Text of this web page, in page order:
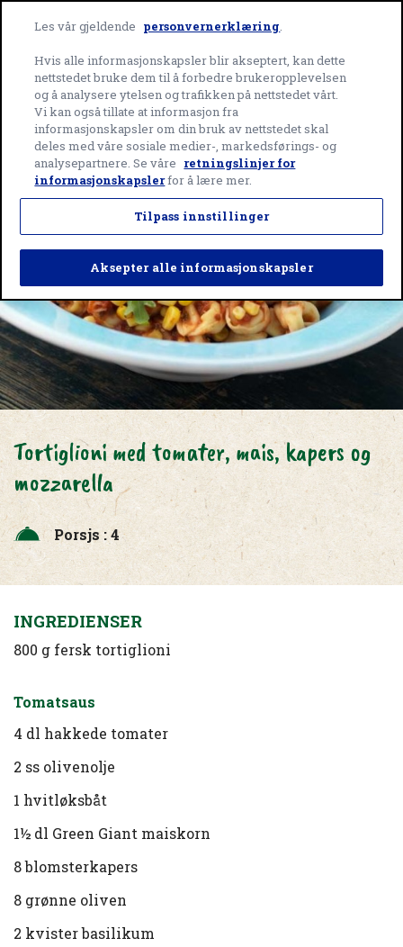
Green
home
page
Tortiglioni med tomater, mais, kapers og
mozzarella
Porsjs : 4
INGREDIENSER
800 g fersk tortiglioni
Tomatsaus
4 dl hakkede tomater
2 ss olivenolje
1 hvitløksbåt
1½ dl Green Giant maiskorn
8 blomsterkapers
8 grønne oliven
2 kvister basilikum
Les vår gjeldende personvernerklæring.
Hvis alle informasjonskapsler blir akseptert, kan dette
nettstedet bruke dem til å forbedre brukeropplevelsen
og å analysere ytelsen og trafikken på nettstedet vårt.
Vi kan også tillate at informasjon fra
informasjonskapsler om din bruk av nettstedet skal
deles med våre sosiale medier-, markedsførings- og
analysepartnere. Se våre retningslinjer for
informasjonskapslerfor å lære mer.
Tilpass innstillinger
Aksepter alle informasjonskapsler